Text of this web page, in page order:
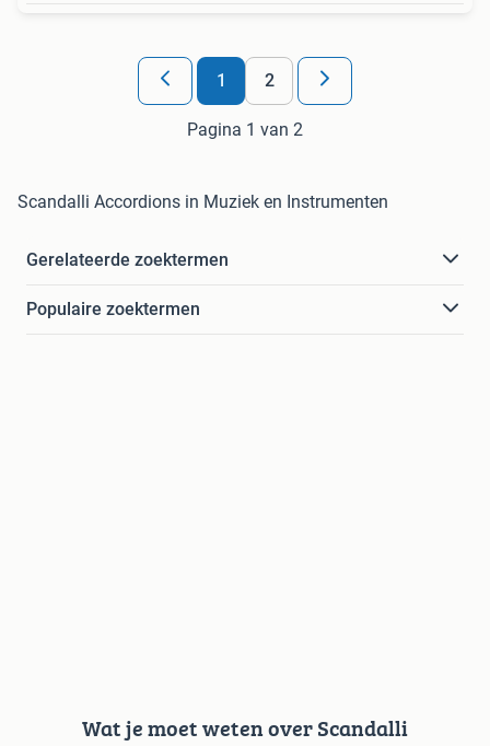
1 2
Pagina 1 van 2
Scandalli Accordions in Muziek en Instrumenten
Gerelateerde zoektermen
Populaire zoektermen
Wat je moet weten over Scandalli